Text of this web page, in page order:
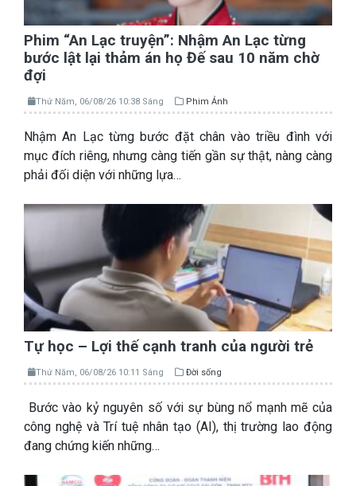
Phim “An Lạc truyện”: Nhậm An Lạc từng
bước lật lại thảm án họ Đế sau 10 năm chờ
đợi
Thứ Năm, 06/08/26 10:38 Sáng Phim Ảnh
Nhậm An Lạc từng bước đặt chân vào triều đình với
mục đích riêng, nhưng càng tiến gần sự thật, nàng càng
phải đối diện với những lựa…
Tự học – Lợi thế cạnh tranh của người trẻ
Thứ Năm, 06/08/26 10:11 Sáng Đời sống
Bước vào kỷ nguyên số với sự bùng nổ mạnh mẽ của
công nghệ và Trí tuệ nhân tạo (AI), thị trường lao động
đang chứng kiến những…